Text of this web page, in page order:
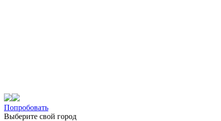
Попробовать
Выберите свой город